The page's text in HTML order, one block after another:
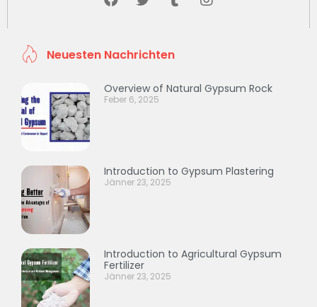
Neuesten Nachrichten
Overview of Natural Gypsum Rock
Feber 6, 2025
Introduction to Gypsum Plastering
Jänner 23, 2025
Introduction to Agricultural Gypsum
Fertilizer
Jänner 23, 2025